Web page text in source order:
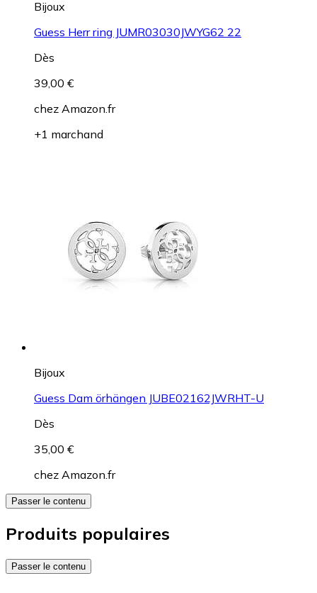
Bijoux
Guess Herr ring JUMR03030JWYG62 22
Dès
39,00 €
chez Amazon.fr
+1 marchand
Bijoux
Guess Dam örhängen JUBE02162JWRHT-U
Dès
35,00 €
chez Amazon.fr
Passer le contenu
Produits populaires
Passer le contenu